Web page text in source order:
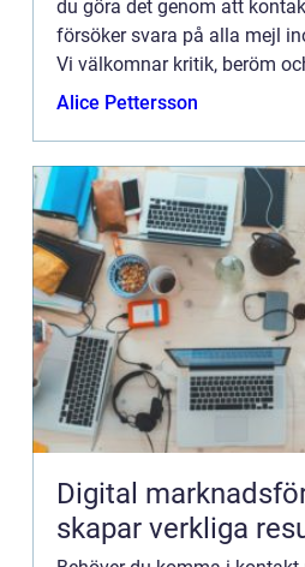
du göra det genom att
försöker svara på alla mejl
Vi välkomnar kritik, beröm
kommentarer till innehållet
Alice Pettersson
Digital
skapar verkliga